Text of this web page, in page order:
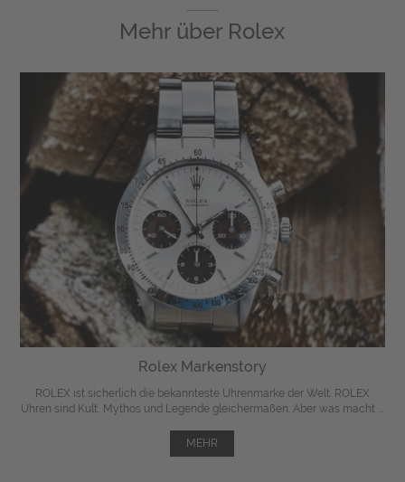
Mehr über Rolex
Rolex Markenstory
ROLEX ist sicherlich die bekannteste Uhrenmarke der Welt. ROLEX
Uhren sind Kult, Mythos und Legende gleichermaßen. Aber was macht ...
MEHR